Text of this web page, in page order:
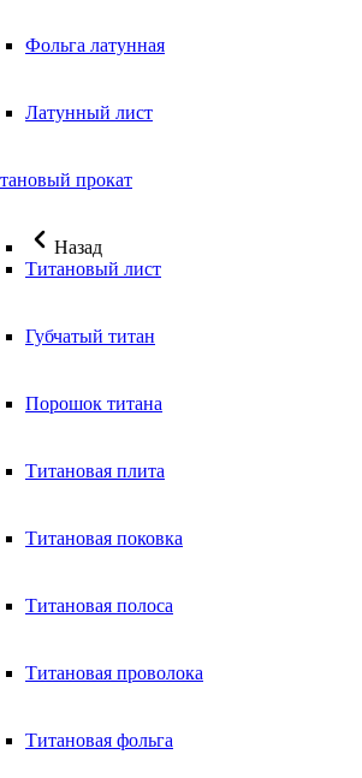
Фольга латунная
Латунный лист
прокат
Назад
Титановый лист
Губчатый титан
Порошок титана
Титановая плита
Титановая поковка
Титановая полоса
Титановая проволока
Титановая фольга